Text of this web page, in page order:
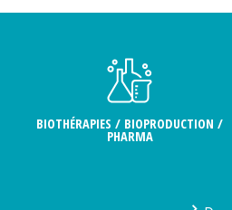
BIOTHÉRAPIES / BIOPRODUCTION /
PHARMA